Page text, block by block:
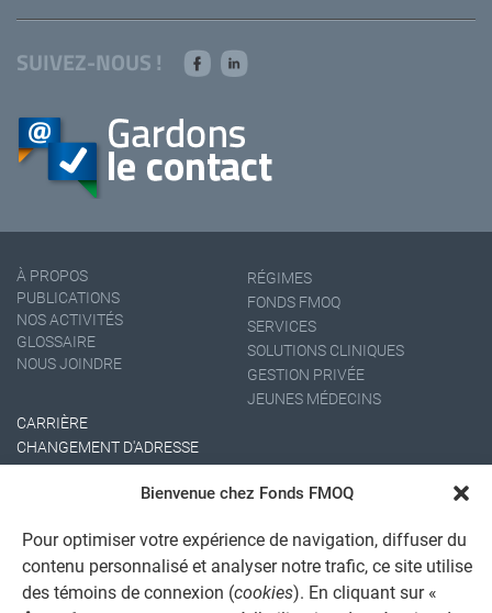
Bienvenue chez Fonds FMOQ
Pour optimiser votre expérience de navigation, diffuser du
contenu personnalisé et analyser notre trafic, ce site utilise
des témoins de connexion (cookies). En cliquant sur «
SUIVEZ-NOUS !
À PROPOS
PUBLICATIONS
NOS ACTIVITÉS
GLOSSAIRE
NOUS JOINDRE
RÉGIMES
FONDS FMOQ
SERVICES
SOLUTIONS CLINIQUES
GESTION PRIVÉE
JEUNES MÉDECINS
CARRIÈRE
CHANGEMENT D'ADRESSE